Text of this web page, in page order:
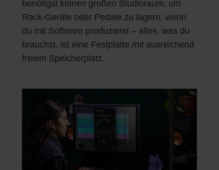
benötigst keinen großen Studioraum, um
Rack-Geräte oder Pedale zu lagern, wenn
du mit Software produzierst – alles, was du
brauchst, ist eine Festplatte mit ausreichend
freiem Speicherplatz.